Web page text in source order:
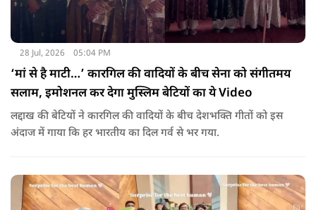
28 Jul, 2026 05:04 PM
‘मां से है माटी…’ कारगिल की वादियों के बीच सेना को संगीतमय
सलाम, इमोशनल कर देगा मुस्लिम बेटियों का ये Video
लद्दाख की बेटियों ने कारगिल की वादियों के बीच देशभक्ति गीतों को इस
अंदाज में गाया कि हर भारतीय का दिल गर्व से भर गया.